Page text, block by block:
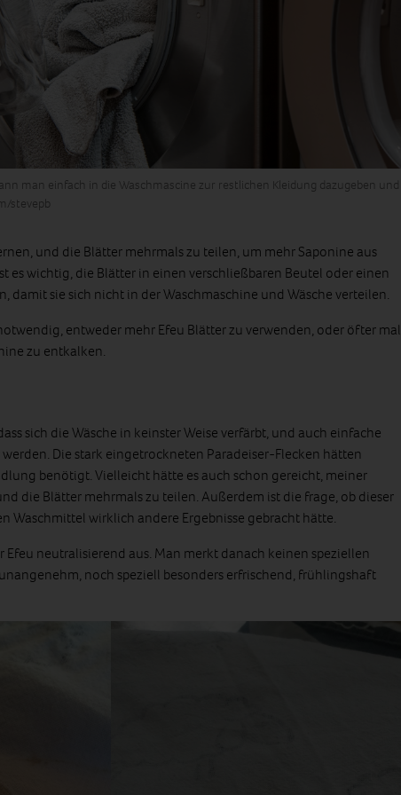
man einfach in die Waschmascine zur restlichen Kleidung dazugeben und
stevepb
und die Blätter mehrmals zu teilen, um mehr Saponine aus
es wichtig, die Blätter in einen verschließbaren Beutel oder einen
damit sie sich nicht in der Waschmaschine und Wäsche verteilen.
entweder mehr Efeu Blätter zu verwenden, oder öfter mal
zu entkalken.
sich die Wäsche in keinster Weise verfärbt, und auch einfache
Die stark eingetrockneten Paradeiser-Flecken hätten
benötigt. Vielleicht hätte es auch schon gereicht, meiner
die Blätter mehrmals zu teilen. Außerdem ist die frage, ob dieser
Waschmittel wirklich andere Ergebnisse gebracht hätte.
Efeu neutralisierend aus. Man merkt danach keinen speziellen
noch speziell besonders erfrischend, frühlingshaft